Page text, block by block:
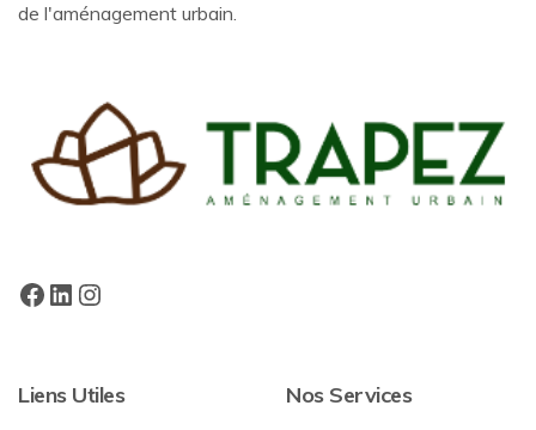
de l'aménagement urbain.
Liens Utiles Nos Services